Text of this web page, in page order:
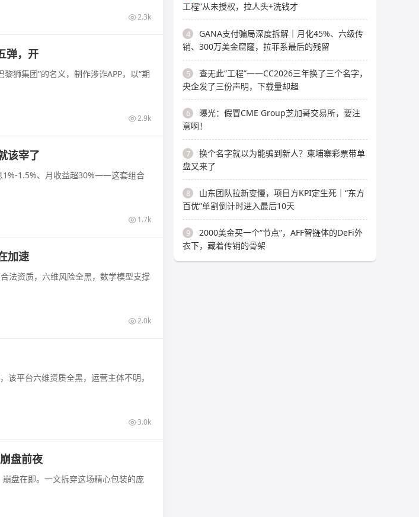
2.3k
弹，开
狮集团”的名义，制作涉诈APP，以“期
2.9k
该宰了
1%-1.5%、月收益超30%——这套组合
1.7k
加速
法资质，六维风险全黑，数学模型支撑
2.0k
平台六维资质全黑，运营主体不明，
3.0k
盘前夜
盘在即。一文拆穿这场精心包装的庞
工程”从未授权，拉人头+洗钱才
4
GANA支付骗局深度拆解｜月化45%、六级传
销、300万美金窟窿，拉菲系最后的残留
5
查无此“工程”——CC2026三年换了三个名字，
央企发了三份声明，下载量却超
6
曝光：假冒CME Group芝加哥交易所，要注
意啊！
7
换个名字就以为能骗到新人？柬埔寨彩票带单
盘又来了
8
山东团队拉新变慢，项目方KPI定生死｜“东方
百优”单割倒计时进入最后10天
9
2000美金买一个“节点”，AFF智链体的DeFi外
衣下，藏着传销的骨架